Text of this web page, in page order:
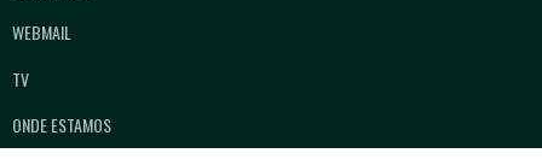
WEBMAIL
TV
ONDE ESTAMOS